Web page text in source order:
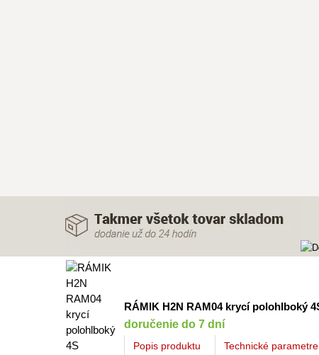
RÁMIK H2N RAM04 krycí polohlboký
doručenie do 7 dní
Popis produktu Technické parametre